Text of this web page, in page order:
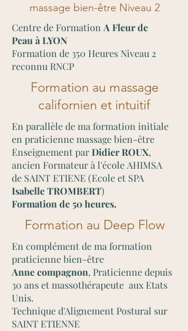
massage bien-être Niveau 2
Centre de Formation A Fleur de
Peau à LYON
Formation de 350 Heures Niveau 2
reconnu RNCP
Formation au massage
californien et intuitif
En parallèle de ma formation initiale
en praticienne massage bien-être
Enseignement parDidier ROUX,
ancien Formateur à l'école AHIMSA
de SAINT ETIENE (Ecole et SPA
Isabelle TROMBERT)
Formation de 50 heures.
Formation au Deep Flow
En complément de ma formation
praticienne bien-être
Anne compagnon, Praticienne depuis
30 ans et massothérapeute aux Etats
Unis.
Technique d'Alignement Postural sur
SAINT ETIENNE